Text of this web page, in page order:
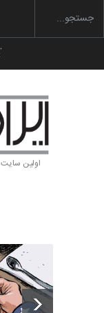
گزارش
اولین سایت